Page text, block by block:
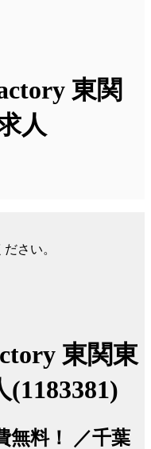
東関
人
さい。
東関東
無料！ ／千葉